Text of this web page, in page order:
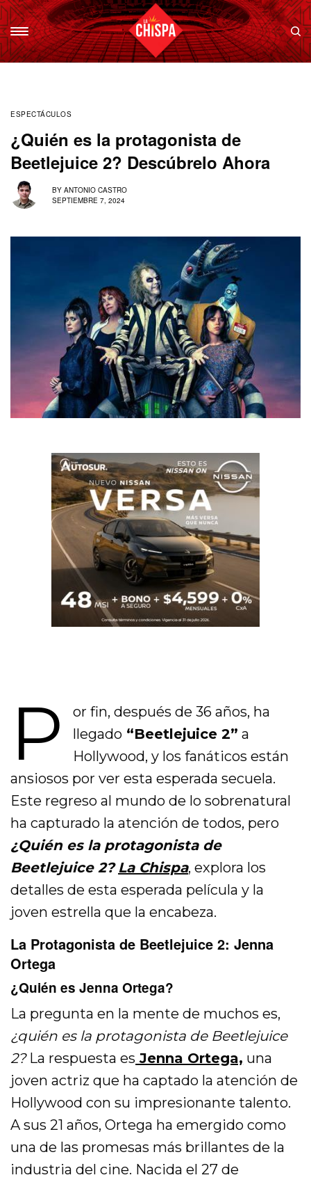
ESPECTÁCULOS
¿Quién es la protagonista de
Beetlejuice 2? Descúbrelo Ahora
BY ANTONIO CASTRO
SEPTIEMBRE 7, 2024
P
or fin, después de 36 años, ha
llegado“Beetlejuice 2” a
Hollywood, y los fanáticos están
ansiosos por ver esta esperada secuela.
Este regreso al mundo de lo sobrenatural
ha capturado la atención de todos, pero
¿Quién es la protagonista de
Beetlejuice 2? La Chispa, explora los
detalles de esta esperada película y la
joven estrella que la encabeza.
La Protagonista de Beetlejuice 2: Jenna
Ortega
¿Quién es Jenna Ortega?
La pregunta en la mente de muchos es,
¿quién es la protagonista de Beetlejuice
2?La respuesta es Jenna Ortega, una
joven actriz que ha captado la atención de
Hollywood con su impresionante talento.
A sus 21 años, Ortega ha emergido como
una de las promesas más brillantes de la
industria del cine. Nacida el 27 de